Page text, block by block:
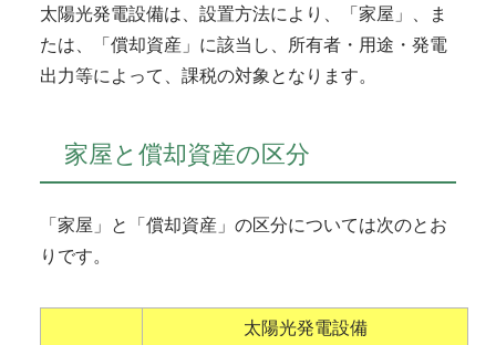
太陽光発電設備は、設置方法により、「家屋」、ま
たは、「償却資産」に該当し、所有者・用途・発電
出力等によって、課税の対象となります。
家屋と償却資産の区分
「家屋」と「償却資産」の区分については次のとお
りです。
太陽光発電設備